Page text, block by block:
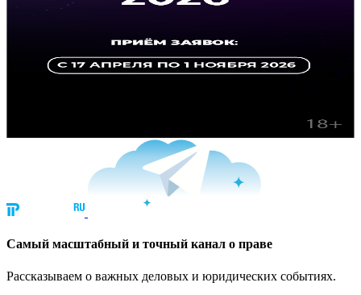
Cамый масштабный и точный канал о праве
Рассказываем о важных деловых и юридических событиях.